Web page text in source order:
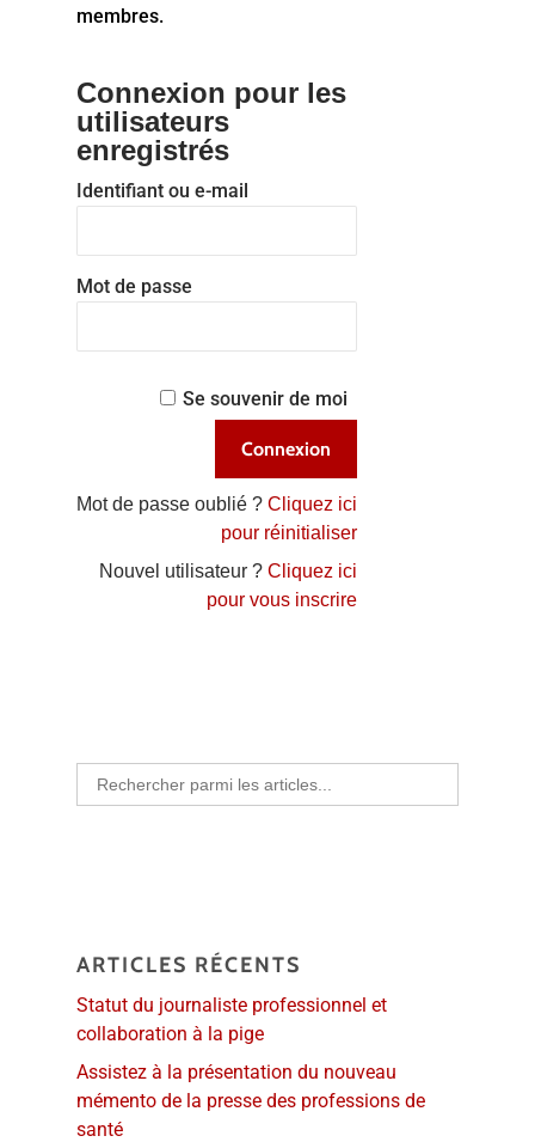
membres.
Connexion pour les
utilisateurs
enregistrés
Identifiant ou e-mail
Mot de passe
Se souvenir de moi
Mot de passe oublié ?Cliquez ici
pour réinitialiser
Nouvel utilisateur ?Cliquez ici
pour vous inscrire
Search
for:
ARTICLES RÉCENTS
Statut du journaliste professionnel et
collaboration à la pige
Assistez à la présentation du nouveau
mémento de la presse des professions de
santé